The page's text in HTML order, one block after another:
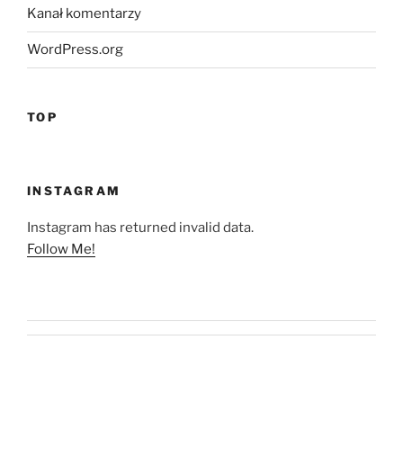
Kanał komentarzy
WordPress.org
TOP
INSTAGRAM
Instagram has returned invalid data.
Follow Me!